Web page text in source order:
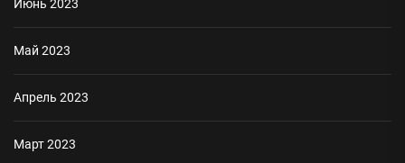
Июнь 2023
Май 2023
Апрель 2023
Март 2023